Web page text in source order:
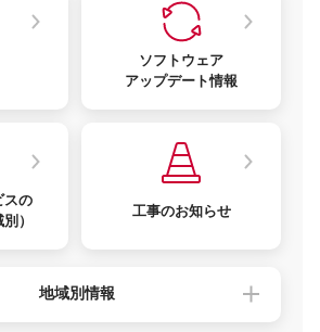
ソフトウェア
アップデート情報
スの
）
工事のお知らせ
地域別情報